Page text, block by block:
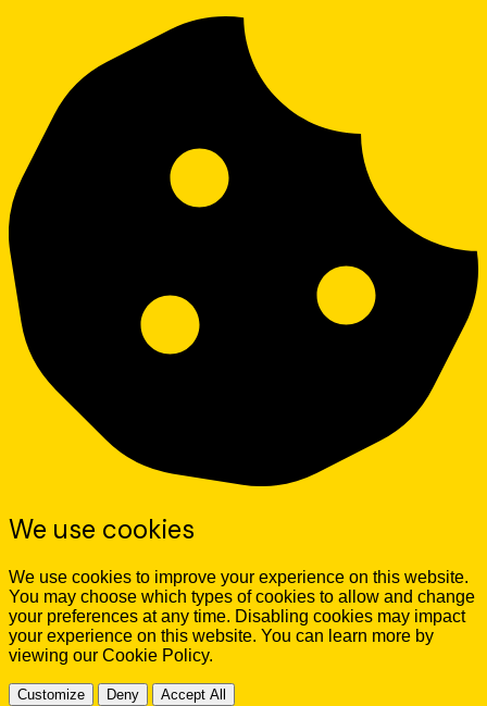
We use cookies
We use cookies to improve your experience on this website.
You may choose which types of cookies to allow and change
your preferences at any time. Disabling cookies may impact
your experience on this website. You can learn more by
viewing our Cookie Policy.
Customize Deny Accept All